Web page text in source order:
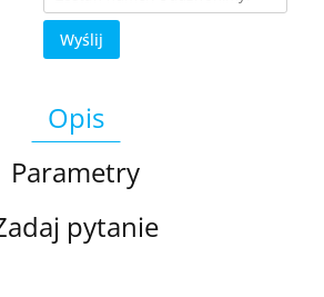
Wyślij
Opis
Parametry
pytanie